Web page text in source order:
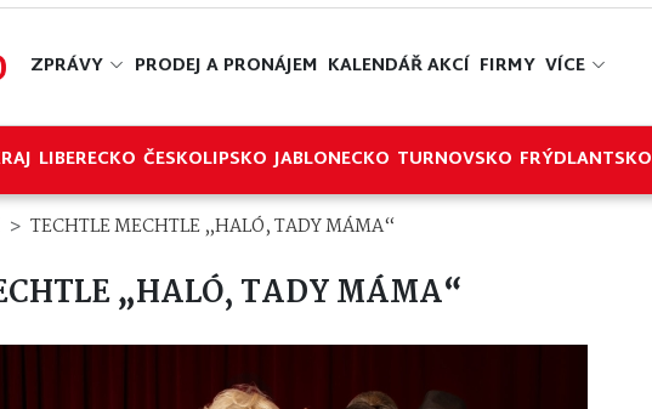
ZPRÁVY PRODEJ A PRONÁJEM KALENDÁŘ AKCÍ FIRMY VÍCE
LIBERECKO ČESKOLIPSKO JABLONECKO TURNOVSKO FRÝDLANTSKO
TECHTLE MECHTLE „HALÓ, TADY MÁMA“
„HALÓ, TADY MÁMA“